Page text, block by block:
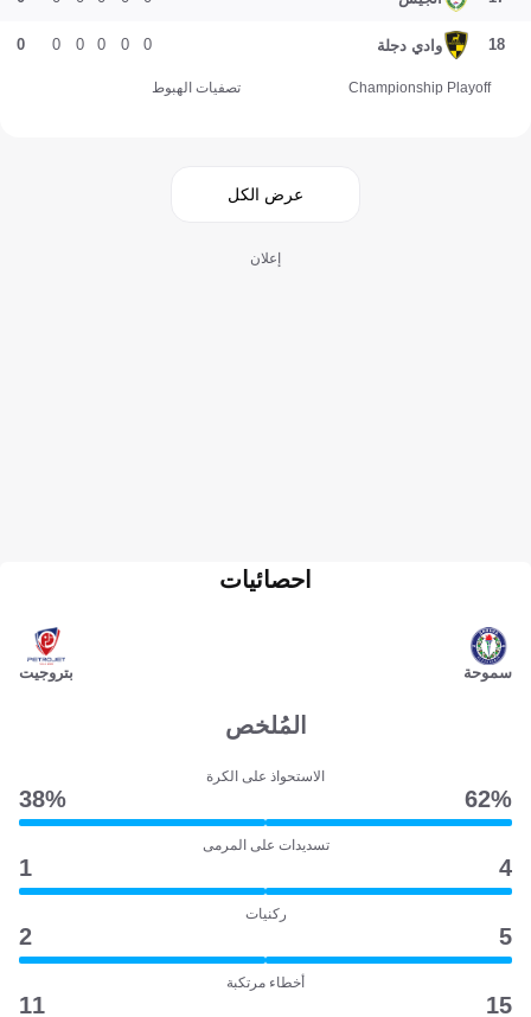
18 وادي دجلة 0
0
0
0
0
0
Championship Playoff تصفيات الهبوط
عرض الكل
إعلان
سموحة
احصائيات
بتروجيت
المُلخص
الاستحواذ على الكرة
62‎%‎
38‎%‎
تسديدات على المرمى
4
1
ركنيات
5
2
أخطاء مرتكبة
15
11